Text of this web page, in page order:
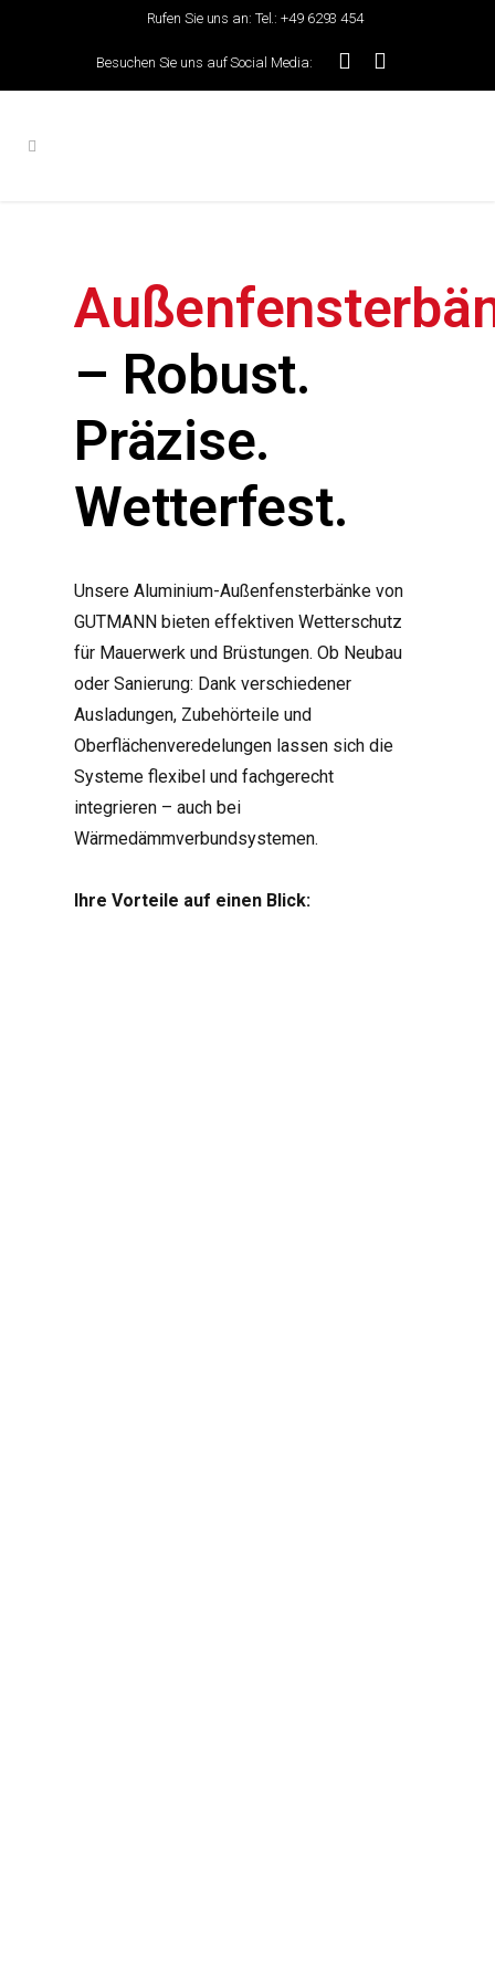
Rufen Sie uns an: Tel.: +49 6293 454
Besuchen Sie uns auf Social Media:
– Robust.
Präzise.
Wetterfest.
Unsere Aluminium-Außenfensterbänke von
GUTMANN bieten effektiven Wetterschutz
für Mauerwerk und Brüstungen. Ob Neubau
oder Sanierung: Dank verschiedener
Ausladungen, Zubehörteile und
Oberflächenveredelungen lassen sich die
Systeme flexibel und fachgerecht
integrieren – auch bei
Wärmedämmverbundsystemen.
Ihre Vorteile auf einen Blick: